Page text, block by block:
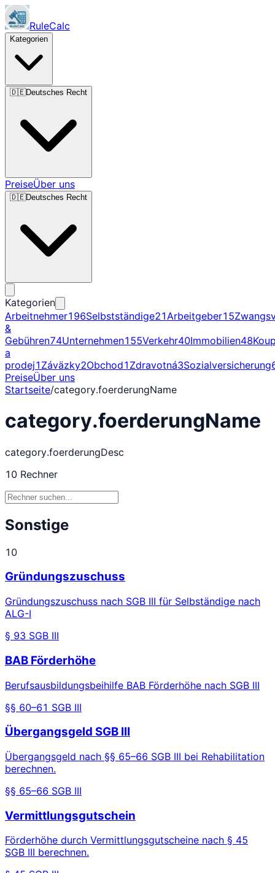
RuleCalc
Kategorien
🇩🇪Deutsches Recht
PreiseÜber uns
🇩🇪Deutsches Recht
Kategorien
Arbeitnehmer196Selbstständige21Arbeitgeber15
&
Gebühren74Unternehmen155Verkehr40Immobilien48
a
prodej1 Záväzky2Obchod1 Zdravotná3Sozialversicherung
PreiseÜber uns
Startseite/category.foerderungName
category.foerderungName
category.foerderungDesc
10 Rechner
Sonstige
10
Gründungszuschuss
Gründungszuschuss nach SGB III für Selbständige nach
ALG-I
§ 93 SGB III
BAB Förderhöhe
Berufsausbildungsbeihilfe BAB Förderhöhe nach SGB III
§§ 60–61 SGB III
Übergangsgeld SGB III
Übergangsgeld nach §§ 65–66 SGB III bei Rehabilitation
berechnen.
§§ 65–66 SGB III
Vermittlungsgutschein
Förderhöhe durch Vermittlungsgutscheine nach § 45
SGB III berechnen.